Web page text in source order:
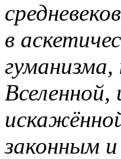
в
законным